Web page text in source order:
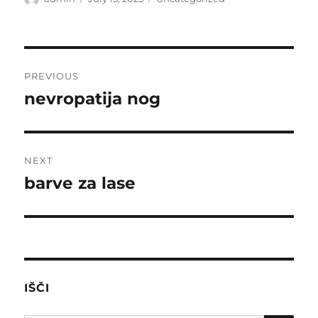
navigation
PREVIOUS
Previous
nevropatija nog
NEXT
Next
barve za lase
IŠČI